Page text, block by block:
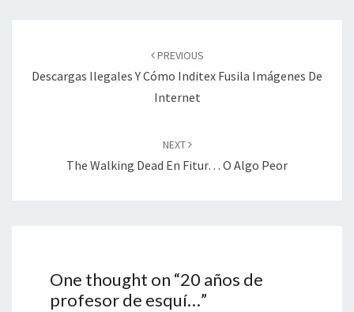
PREVIOUS
Descargas Ilegales Y Cómo Inditex Fusila Imágenes De
Internet
NEXT
The Walking Dead En Fitur… O Algo Peor
One thought on “20 años de
profesor de esquí…”